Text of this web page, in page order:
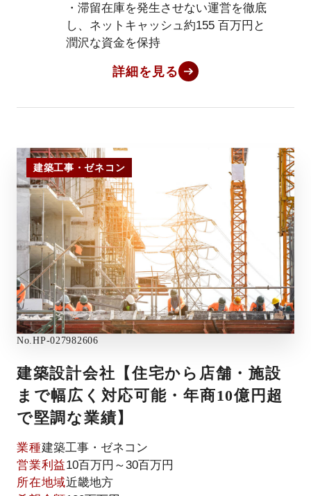
・滞留在庫を発生させない運営を徹底
し、ネットキャッシュ約155 百万円と
潤沢な資金を保持
詳細を見る
建築工事・ゼネコン
No.HP-027982606
建築設計会社【住宅から店舗・施設
まで幅広く対応可能・年商10億円超
で堅調な業績】
業種建築工事・ゼネコン
営業利益10百万円～30百万円
所在地域近畿地方